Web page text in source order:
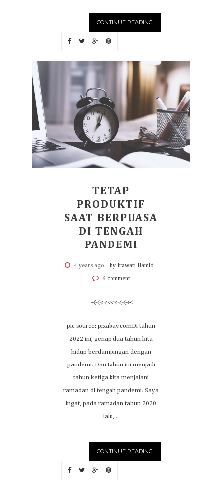
CONTINUE READING
TETAP
PRODUKTIF
SAAT BERPUASA
DI TENGAH
PANDEMI
4 years ago by Irawati Hamid
6 comment
pic source: pixabay.comDi tahun
2022 ini, genap dua tahun kita
hidup berdampingan dengan
pandemi. Dan tahun ini menjadi
tahun ketiga kita menjalani
ramadan di tengah pandemi. Saya
ingat, pada ramadan tahun 2020
lalu,...
CONTINUE READING